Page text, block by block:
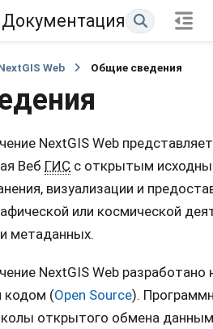
Документация
Web Общие сведения
NextGIS Web
Веб ГИС с открытым
визуализации и
или космической
метаданных.
NextGIS Web разработано
кодом (Open Source).
открытого обмена